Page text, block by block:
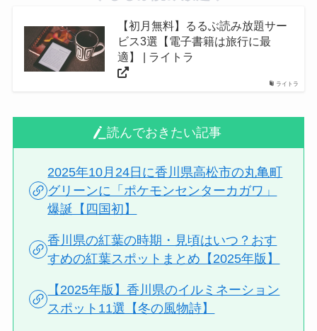
ライトラ
【初月無料】るるぶ読み放題サー
ビス3選【電子書籍は旅行に最
適】 | ライトラ
読んでおきたい記事
2025年10月24日に香川県高松市の丸亀町
グリーンに「ポケモンセンターカガワ」
爆誕【四国初】
香川県の紅葉の時期・見頃はいつ？おす
すめの紅葉スポットまとめ【2025年版】
【2025年版】香川県のイルミネーション
スポット11選【冬の風物詩】